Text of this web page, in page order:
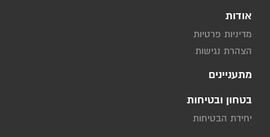
אודות
מדיניות פרטיות
הצהרת נגישות
מתעניינים
בטחון ובטיחות
יחידת הבטיחות